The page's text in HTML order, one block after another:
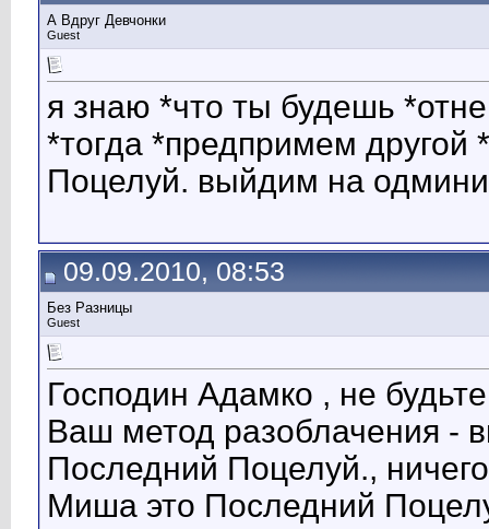
А Вдруг Девчонки
Guest
я знаю *что ты будешь
*тогда *предпримем
Поцелуй. выйдим на
09.09.2010, 08:53
Без Разницы
Guest
Господин Адамко , не
Ваш метод разоблачения -
Последний Поцелуй.,
Миша это Последний